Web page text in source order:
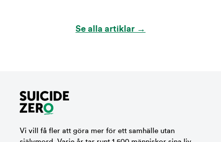
Se alla artiklar →
Vi vill få fler att göra mer för ett samhälle utan